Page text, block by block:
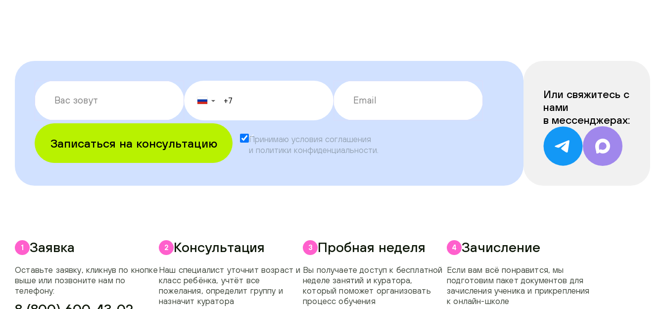
▼
Записаться на консультацию Принимаю условия соглашения
и политики конфиденциальности
Или свяжитесь с
нами
в мессенджерах:
1 Заявка
Оставьте заявку, кликнув по кнопке
выше или позвоните нам по
телефону:
2 Консультация
Наш специалист уточнит возраст и
класс ребёнка, учтёт все
пожелания, определит группу и
назначит куратора
3 Пробная неделя
Вы получаете доступ к бесплатной
неделе занятий и куратора,
который поможет организовать
процесс обучения
4 Зачисление
Если вам всё понравится, мы
подготовим пакет документов для
зачисления ученика и прикрепления
к онлайн-школе